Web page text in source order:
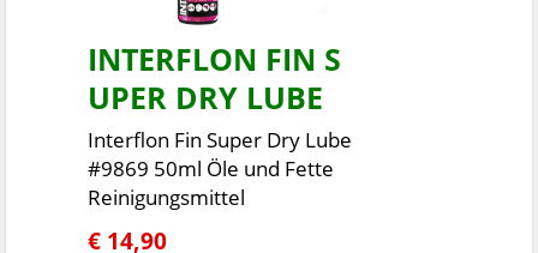
INTERFLON FIN S
UPER DRY LUBE
Interflon Fin Super Dry Lube
#9869 50ml Öle und Fette
Reinigungsmittel
€ 14,90